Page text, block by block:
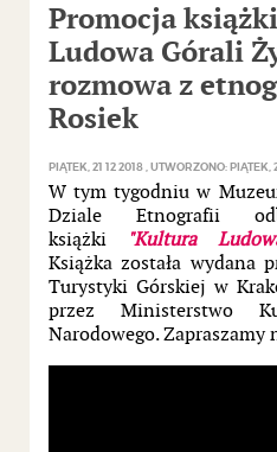
Promocja
Ludowa Górali
rozmowa z
Rosiek
PIĄTEK, 21 12 2018 UTWORZONO: PIĄTEK,
W tym tygodniu w
Dziale Etnografii
książki
"Kultura
Książka została wydana
Turystyki Górskiej w
przez Ministerstwo
Narodowego. Zapraszamy